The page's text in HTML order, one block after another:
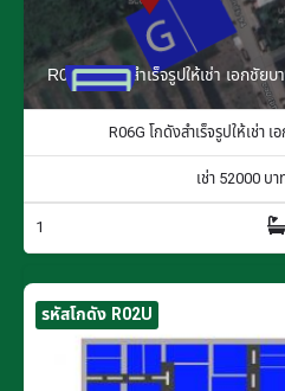
R06G โกดังสำเร็จรูปให้เช่า เอกชั
R06G โกดังสำเร็จรูปให้เช่า
เช่า 52000 บา
1
รหัสโกดัง R02U